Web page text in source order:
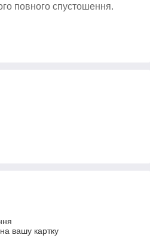
повного спустошення.
вашу картку